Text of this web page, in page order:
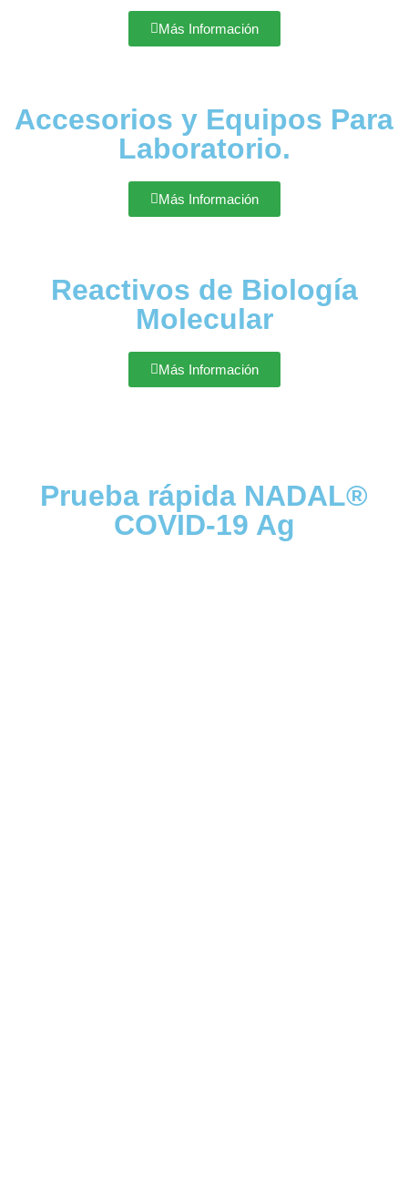
Más Información
Accesorios y Equipos Para
Laboratorio.
Más Información
Reactivos de Biología
Molecular
Más Información
Prueba rápida NADAL®
COVID-19 Ag